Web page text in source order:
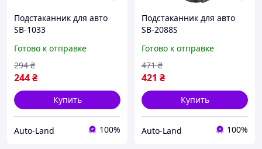
Подстаканник для авто
SB-1033
Готово к отправке
244₴
294 ₴
Купить
Auto-Land 100%
Подстаканник для авто
SB-2088S
Готово к отправке
421 ₴
471 ₴
Купить
Auto-Land 100%